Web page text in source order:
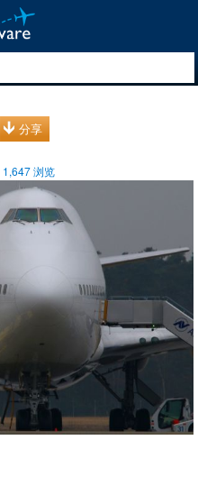
分享
1,647浏览